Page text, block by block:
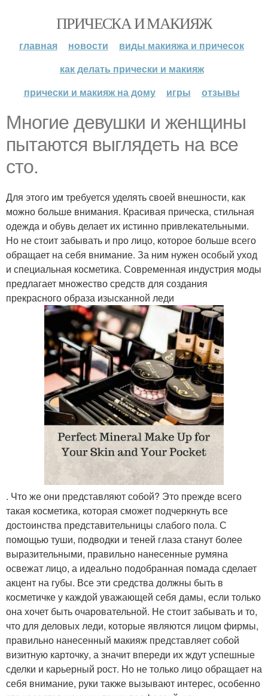
ПРИЧЕСКА И МАКИЯЖ
главная новости
виды макияжа и причесок
как делать прически и макияж
прически и макияж на дому
игры отзывы
Многие девушки и женщины
пытаются выглядеть на все
сто.
Для этого им требуется уделять своей внешности, как
можно больше внимания. Красивая прическа, стильная
одежда и обувь делает их истинно привлекательными.
Но не стоит забывать и про лицо, которое больше всего
обращает на себя внимание. За ним нужен особый уход
и специальная косметика. Современная индустрия моды
предлагает множество средств для создания
прекрасного образа изысканной леди
. Что же они представляют собой? Это прежде всего
такая косметика, которая сможет подчеркнуть все
достоинства представительницы слабого пола. С
помощью туши, подводки и теней глаза станут более
выразительными, правильно нанесенные румяна
освежат лицо, а идеально подобранная помада сделает
акцент на губы. Все эти средства должны быть в
косметичке у каждой уважающей себя дамы, если только
она хочет быть очаровательной. Не стоит забывать и то,
что для деловых леди, которые являются лицом фирмы,
правильно нанесенный макияж представляет собой
визитную карточку, а значит впереди их ждут успешные
сделки и карьерный рост. Но не только лицо обращает на
себя внимание, руки также вызывают интерес, особенно